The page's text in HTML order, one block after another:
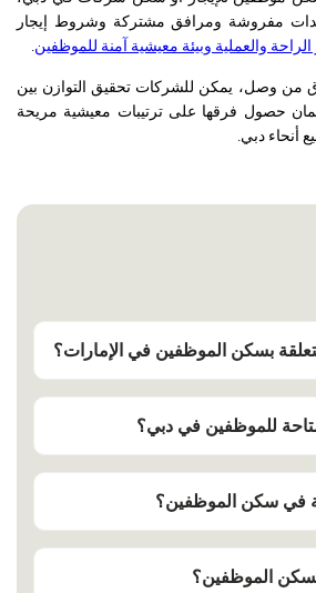
مفروشة ومرافق مشتركة وشروط إيجار
الراحة والعملية وبيئة معيشية آمنة للموظفين.
من وصل، يمكن للشركات تحقيق التوازن بين
حصول فرقها على ترتيبات معيشية مريحة
أنحاء دبي.
بسكن الموظفين في الإمارات؟
للموظفين في دبي؟
في سكن الموظفين؟
الموظفين؟